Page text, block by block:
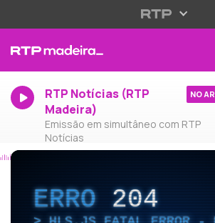
RTP Notícias (RTP
Madeira)
Emissão em simultâneo com RTP
Notícias
NO AR
ERRO204